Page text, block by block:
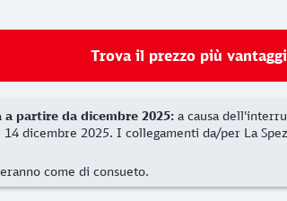
Trova il prezzo più
partire da dicembre 2025: a causa
dicembre 2025. I collegamenti da/per La
come di consueto.